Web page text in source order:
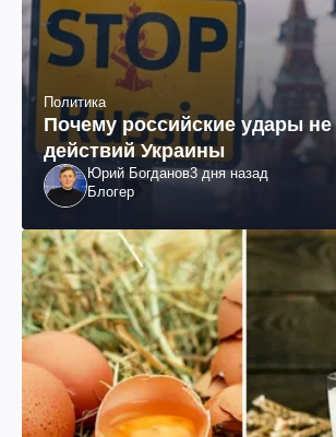
Политика
Почему российские удары не
действий Украины
Юрий Богданов3 дня назад
Блогер